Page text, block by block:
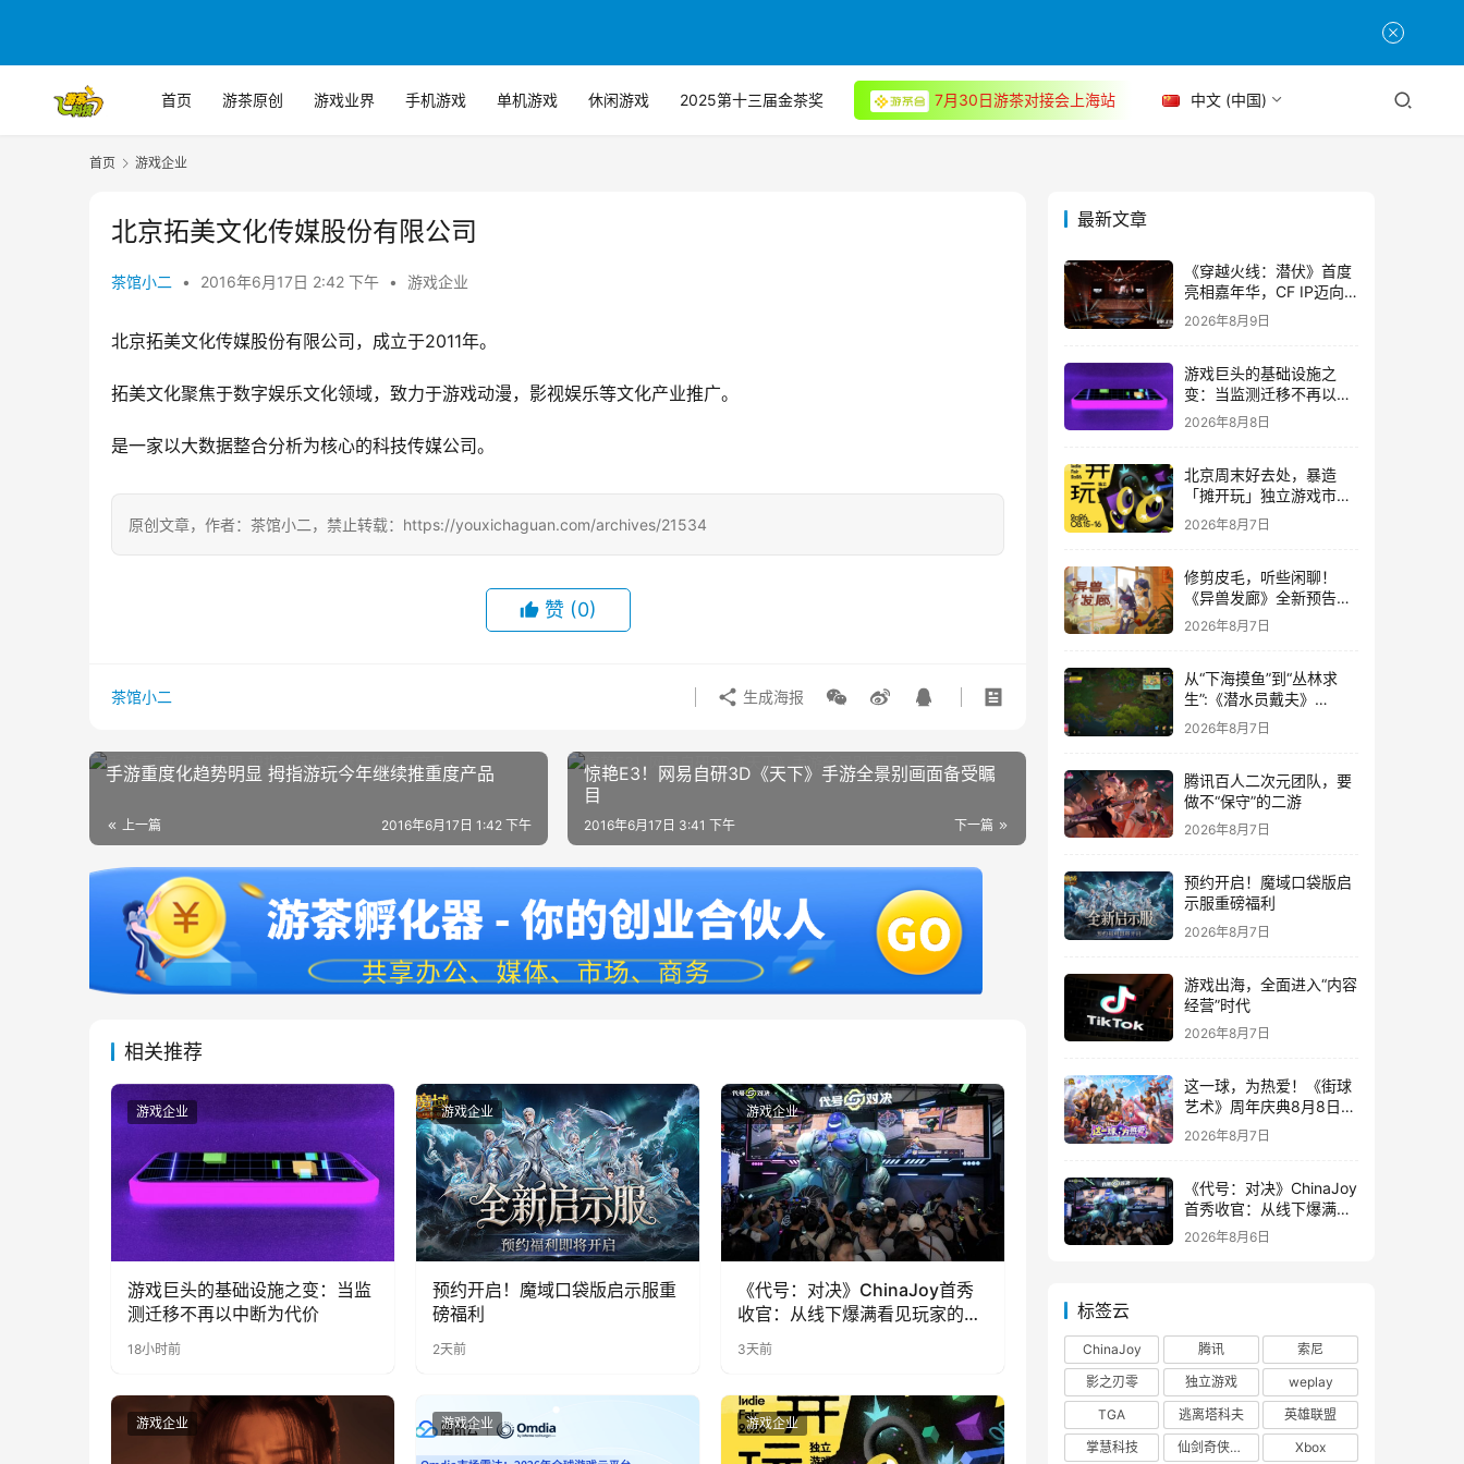
首页 游茶原创 游戏业界 手机游戏 单机游戏 休闲游戏 2025第十三届金茶奖 7月30日游茶对接会上海站 中文 (中国)
首页 游戏企业
北京拓美文化传媒股份有限公司
茶馆小二 • 2016年6月17日 2:42 下午 • 游戏企业
北京拓美文化传媒股份有限公司，成立于2011年。
拓美文化聚焦于数字娱乐文化领域，致力于游戏动漫，影视娱乐等文化产业推广。
是一家以大数据整合分析为核心的科技传媒公司。
原创文章，作者：茶馆小二，禁止转载：https://youxichaguan.com/archives/21534
赞 (0)
茶馆小二 生成海报
手游重度化趋势明显 拇指游玩今年继续推重度产品
上一篇 2016年6月17日 1:42 下午
惊艳E3！网易自研3D《天下》手游全景别画面备受瞩
目
下一篇
2016年6月17日 3:41 下午
相关推荐
游戏企业
游戏巨头的基础设施之变：当监
测迁移不再以中断为代价
18小时前
游戏企业
预约开启！魔域口袋版启示服重
磅福利
2天前
游戏企业
《代号：对决》ChinaJoy首秀
收官：从线下爆满看见玩家的真
实期待
3天前
游戏企业 游戏企业 游戏企业
最新文章
《穿越火线：潜伏》首度
亮相嘉年华，CF IP迈向
3A叙事新高度
2026年8月9日
游戏巨头的基础设施之
变：当监测迁移不再以中
断为代价
2026年8月8日
北京周末好去处，暴造
「摊开玩」独立游戏市集
正式开票！
2026年8月7日
修剪皮毛，听些闲聊！
《异兽发廊》全新预告与
Steam免费试玩公开
2026年8月7日
从“下海摸鱼”到“丛林求
生”:《潜水员戴夫》
DLC《丛林》移动端定档
8月14日
2026年8月7日
腾讯百人二次元团队，要
做不“保守”的二游
2026年8月7日
预约开启！魔域口袋版启
示服重磅福利
2026年8月7日
游戏出海，全面进入“内容
经营”时代
2026年8月7日
这一球，为热爱！《街球
艺术》周年庆典8月8日正
式上线，多重福利与全新
内容同步开启
2026年8月7日
《代号：对决》ChinaJoy
首秀收官：从线下爆满看
见玩家的真实期待
2026年8月6日
标签云
ChinaJoy 腾讯
索尼
影之刃零
独立游戏
weplay
TGA
逃离塔科夫
英雄联盟
掌慧科技
仙剑奇侠传四 Xbox